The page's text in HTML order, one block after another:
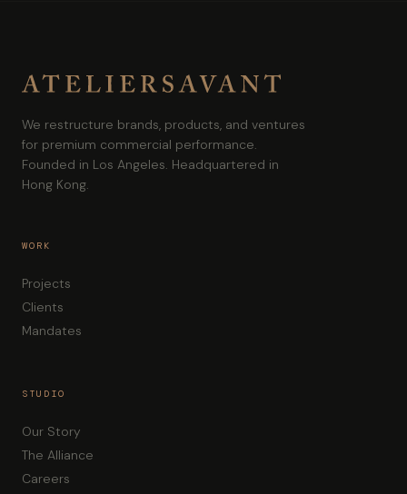
We restructure brands, products, and ventures
for premium commercial performance.
Founded in Los Angeles. Headquartered in
Hong Kong.
WORK
Projects
Clients
Mandates
STUDIO
Our Story
The Alliance
Careers